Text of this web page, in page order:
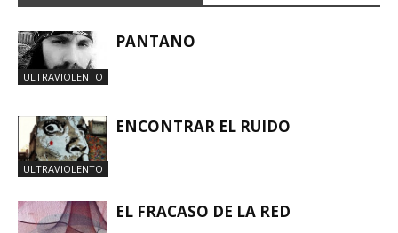
ULTRAVIOLENTO
PANTANO
ULTRAVIOLENTO
ENCONTRAR EL RUIDO
EL FRACASO DE LA RED